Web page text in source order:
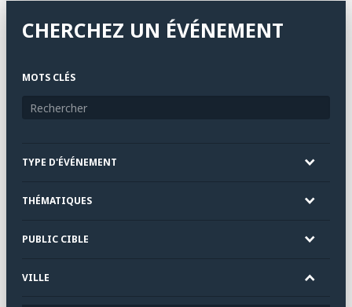
CHERCHEZ UN ÉVÉNEMENT
MOTS CLÉS
TYPE D'ÉVÉNEMENT
THÉMATIQUES
PUBLIC CIBLE
VILLE